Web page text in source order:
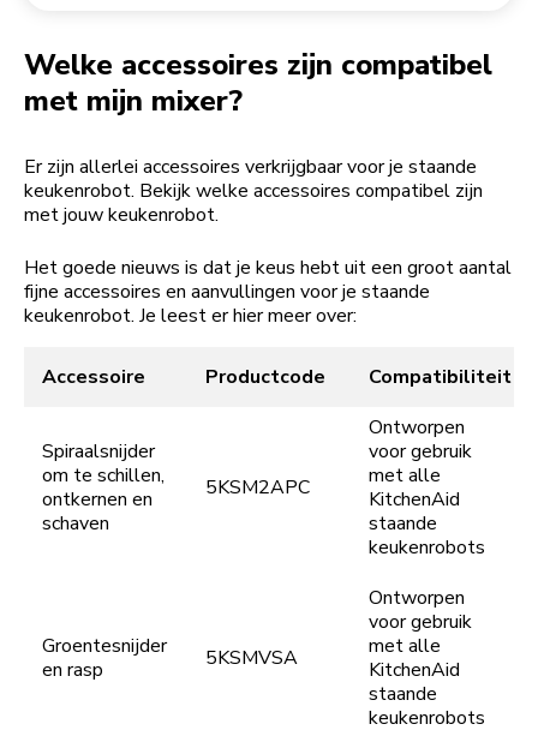
Welke accessoires zijn compatibel
met mijn mixer?
Er zijn allerlei accessoires verkrijgbaar voor je staande
keukenrobot. Bekijk welke accessoires compatibel zijn
met jouw keukenrobot.
Het goede nieuws is dat je keus hebt uit een groot aantal
fijne accessoires en aanvullingen voor je staande
keukenrobot. Je leest er hier meer over:
Accessoire Productcode Compatibiliteit
Spiraalsnijder
om te schillen,
ontkernen en
schaven
5KSM2APC
Ontworpen
voor gebruik
met alle
KitchenAid
staande
keukenrobots
Groentesnijder
en rasp
5KSMVSA
Ontworpen
voor gebruik
met alle
KitchenAid
staande
keukenrobots